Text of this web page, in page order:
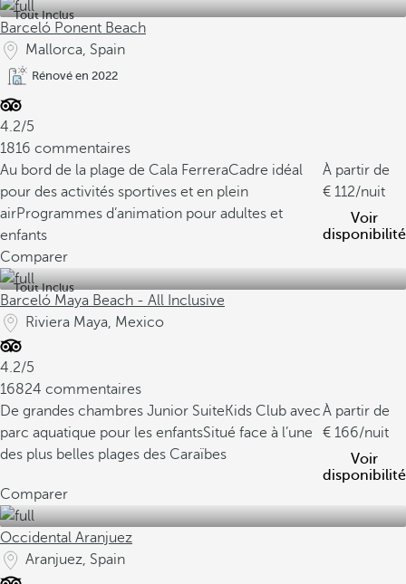
Tout Inclus
Barceló Ponent Beach
Mallorca, Spain
Rénové en 2022
4.2/5
1816 commentaires
Au bord de la plage de Cala FerreraCadre idéal
pour des activités sportives et en plein
airProgrammes d’animation pour adultes et
enfants
À partir de
112/nuit
Voir
disponibilité
Comparer
Tout Inclus
Barceló Maya Beach - All Inclusive
Riviera Maya, Mexico
4.2/5
16824 commentaires
De grandes chambres Junior SuiteKids Club avec
parc aquatique pour les enfantsSitué face à l’une
des plus belles plages des Caraïbes
À partir de
166/nuit
Voir
disponibilité
Comparer
Occidental Aranjuez
Aranjuez, Spain